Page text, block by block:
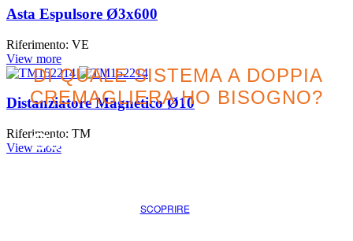
Asta Espulsore Ø3x600
Riferimento: VE
View more
Distanziatore Magnetico Ø10
Riferimento: TM
View more
DI QUALE SISTEMA A DOPPIA
CREMAGLIERA HO BISOGNO?
Cercate l'opzione migliore
SCOPRIRE